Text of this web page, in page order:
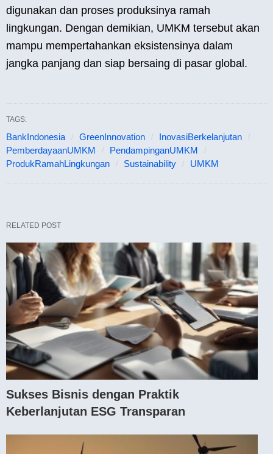
digunakan dan proses produksinya ramah
lingkungan. Dengan demikian, UMKM tersebut akan
mampu mempertahankan eksistensinya dalam
jangka panjang dan siap bersaing di pasar global.
TAGS:
BankIndonesia GreenInnovation
InovasiBerkelanjutan
PemberdayaanUMKM
PendampinganUMKM
ProdukRamahLingkungan
Sustainability UMKM
RELATED POST
Sukses Bisnis dengan Praktik
Keberlanjutan ESG Transparan